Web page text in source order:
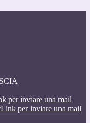
per inviare una mail
Link per inviare una mail